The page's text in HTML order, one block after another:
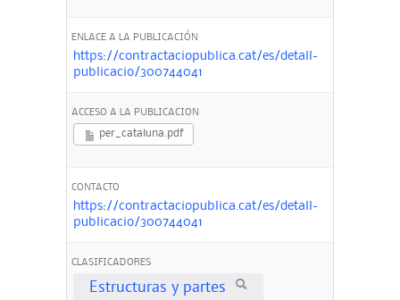
ENLACE A LA PUBLICACIÓN
https://contractaciopublica.cat/es/detall-
publicacio/300744041
ACCESO A LA PUBLICACION
per_cataluna.pdf
CONTACTO
https://contractaciopublica.cat/es/detall-
publicacio/300744041
CLASIFICADORES
Estructuras y partes